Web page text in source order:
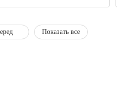
Показать все